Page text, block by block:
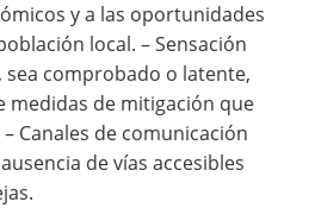
y a las oportunidades
local. – Sensación
comprobado o latente,
medidas de mitigación que
Canales de comunicación
de vías accesibles